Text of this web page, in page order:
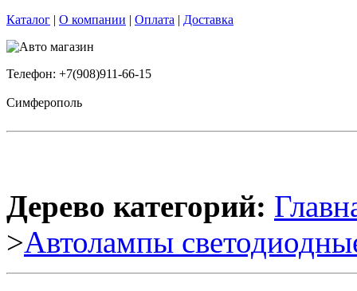
Каталог | О компании | Оплата | Доставка
Телефон: +7(908)911-66-15
Симферополь
Дерево категорий:
>Автолампы